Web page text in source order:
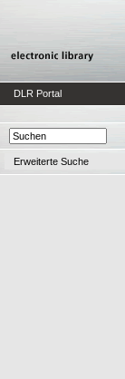
DLR Portal
Erweiterte Suche